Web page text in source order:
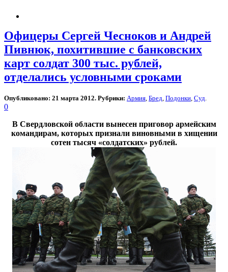
Офицеры Сергей Чесноков и Андрей
Пивнюк, похитившие с банковских
карт солдат 300 тыс. рублей,
отделались условными сроками
Опубликовано: 21 марта 2012. Рубрики: Армия Бред Подонки Суд
0
В Свердловской области вынесен приговор армейским
командирам, которых признали виновными в хищении
сотен тысяч «солдатских» рублей.